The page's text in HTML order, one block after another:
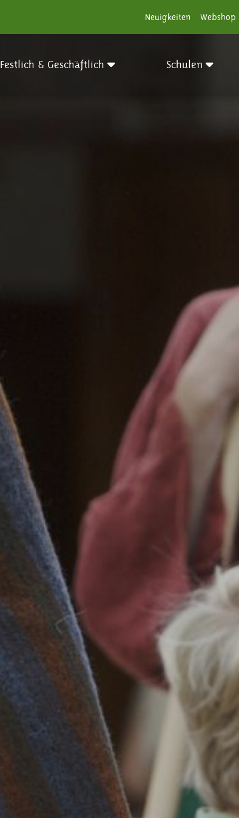
Neuigkeiten Webshop
Festlich & Geschäftlich Schulen